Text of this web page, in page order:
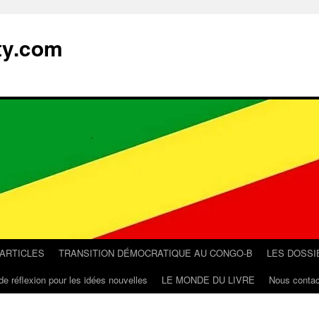
TRANSITION DÉMOCRATIQUE AU CONGO-B LES
réflexion pour les idées nouvelles LE MONDE DU LIVRE Nous